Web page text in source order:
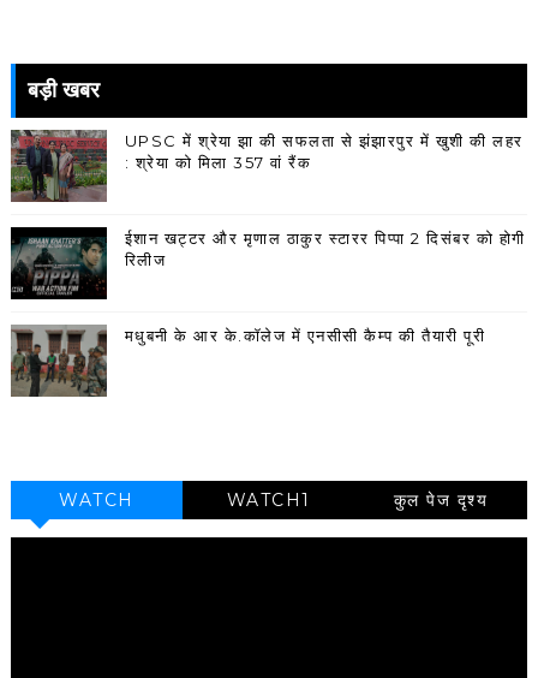
बड़ी खबर
UPSC में श्रेया झा की सफलता से झंझारपुर में खुशी की लहर
: श्रेया को मिला 357 वां रैंक
ईशान खट्टर और मृणाल ठाकुर स्टारर पिप्पा 2 दिसंबर को होगी
रिलीज
मधुबनी के आर के.कॉलेज में एनसीसी कैम्प की तैयारी पूरी
WATCH WATCH1 कुल पेज दृश्य